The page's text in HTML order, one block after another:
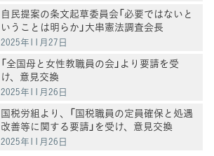
自民提案の条文起草委員会「必要ではないと
いうことは明らか」大串憲法調査会長
2025年11月27日
「全国母と女性教職員の会」より要請を受
け、意見交換
2025年11月26日
国税労組より、「国税職員の定員確保と処遇
改善等に関する要請」を受け、意見交換
2025年11月26日